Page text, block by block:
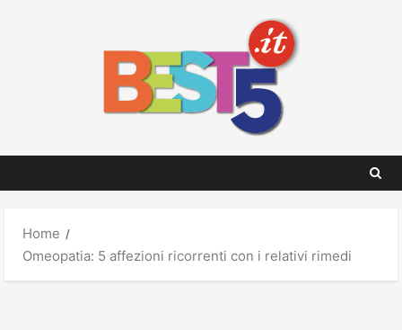
Home
Omeopatia: 5 affezioni ricorrenti con i relativi rimedi